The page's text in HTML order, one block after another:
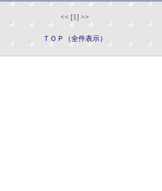
<< [1] >>
ＴＯＰ（全件表示）